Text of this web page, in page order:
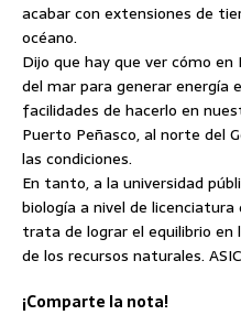
acabar con extensiones de
océano.
Dijo que hay que ver cómo
del mar para generar energía
facilidades de hacerlo en
Puerto Peñasco, al norte del
las condiciones.
En tanto, a la universidad
biología a nivel de
trata de lograr el equilibrio en
de los recursos naturales.
¡Comparte la nota!